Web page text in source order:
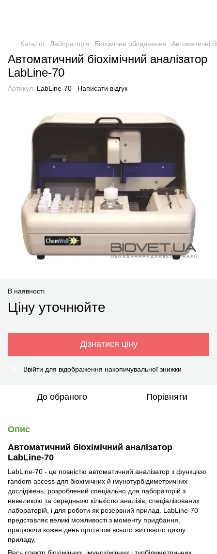
Каталог Лабораторія Біохімічне обладнання Автоматичні
Автоматичний біохімічний аналізатор
LabLine-70
Артикул: LabLine-70 Написати відгук
В наявності
Ціну уточнюйте
Дізнатися ціну
Ввійти для відображення накопичувальної знижки
До обраного Порівняти
Опис
Автоматичний біохімічний аналізатор
LabLine-70
LabLine-70 - це повністю автоматичний аналізатор з функцією
random access для біохімічних й імунотурбідиметричних
досліджень, розроблений спеціально для лабораторій з
невеликою та середньою кількістю аналізів, спеціалізованих
лабораторій, і для роботи як резервний прилад. LabLine-70
представляє великі можливості з моменту придбання,
працюючи кожен день протягом всього життєвого циклу
приладу.